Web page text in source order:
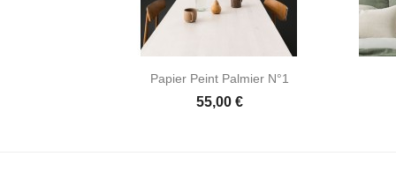
Aperçu rapide
Papier Peint Palmier N°1
55,00 €